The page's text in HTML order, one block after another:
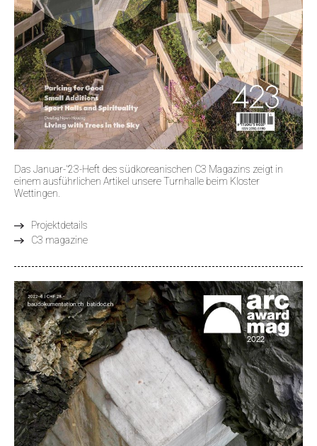
Das Januar-'23-Heft des südkoreanischen C3 Magazins zeigt in
einem ausführlichen Artikel unsere Turnhalle beim Kloster
Wettingen.
Projektdetails
C3 magazine